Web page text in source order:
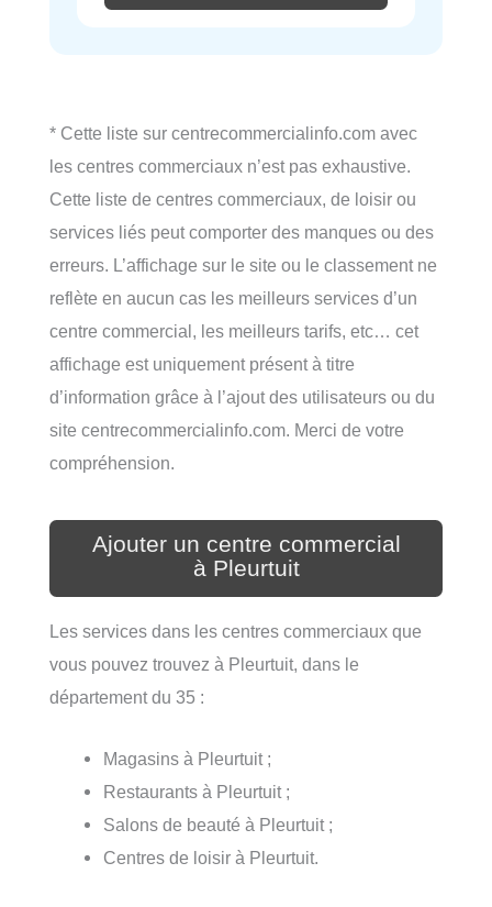
* Cette liste sur centrecommercialinfo.com avec
les centres commerciaux n’est pas exhaustive.
Cette liste de centres commerciaux, de loisir ou
services liés peut comporter des manques ou des
erreurs. L’affichage sur le site ou le classement ne
reflète en aucun cas les meilleurs services d’un
centre commercial, les meilleurs tarifs, etc… cet
affichage est uniquement présent à titre
d’information grâce à l’ajout des utilisateurs ou du
site centrecommercialinfo.com. Merci de votre
compréhension.
Ajouter un centre commercial
à Pleurtuit
Les services dans les centres commerciaux que
vous pouvez trouvez à Pleurtuit, dans le
département du 35 :
Magasins à Pleurtuit ;
Restaurants à Pleurtuit ;
Salons de beauté à Pleurtuit ;
Centres de loisir à Pleurtuit.